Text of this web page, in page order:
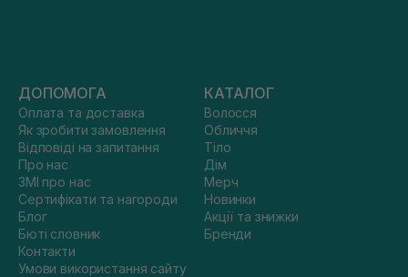
ДОПОМОГА
Оплата та доставка
Як зробити замовлення
Відповіді на запитання
Про нас
ЗМІ про нас
Сертифікати та нагороди
Блог
Бюті словник
Контакти
Умови використання сайту
КАТАЛОГ
Волосся
Обличчя
Тіло
Дім
Мерч
Новинки
Акції та знижки
Бренди